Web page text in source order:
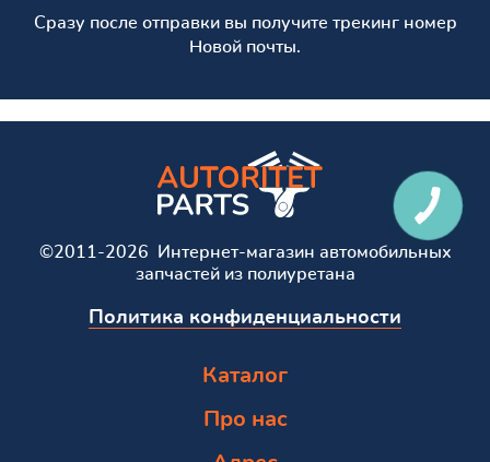
Сразу после отправки вы получите трекинг номер
Новой почты.
©2011-2026 Интернет-магазин автомобильных
запчастей из полиуретана
Политика конфиденциальности
Каталог
Про нас
КНОПКА
СВЯЗИ